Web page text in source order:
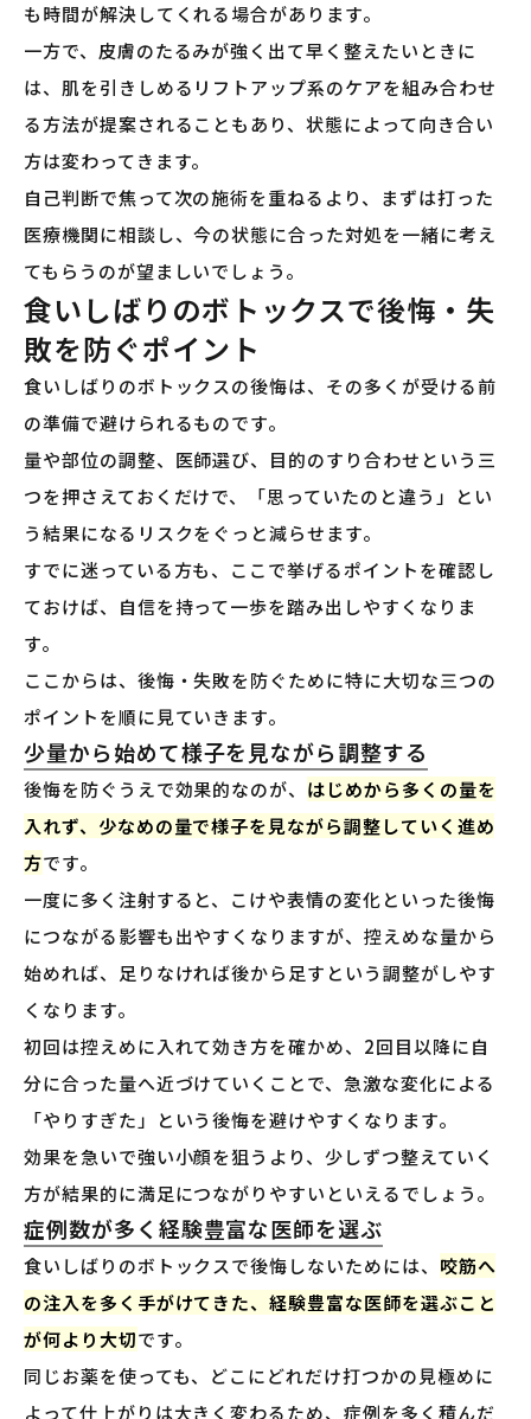
も時間が解決してくれる場合があります。
一方で、皮膚のたるみが強く出て早く整えたいときに
は、肌を引きしめるリフトアップ系のケアを組み合わせ
る方法が提案されることもあり、状態によって向き合い
方は変わってきます。
自己判断で焦って次の施術を重ねるより、まずは打った
医療機関に相談し、今の状態に合った対処を一緒に考え
てもらうのが望ましいでしょう。
食いしばりのボトックスで後悔・失
敗を防ぐポイント
食いしばりのボトックスの後悔は、その多くが受ける前
の準備で避けられるものです。
量や部位の調整、医師選び、目的のすり合わせという三
つを押さえておくだけで、「思っていたのと違う」とい
う結果になるリスクをぐっと減らせます。
すでに迷っている方も、ここで挙げるポイントを確認し
ておけば、自信を持って一歩を踏み出しやすくなりま
す。
ここからは、後悔・失敗を防ぐために特に大切な三つの
ポイントを順に見ていきます。
少量から始めて様子を見ながら調整する
後悔を防ぐうえで効果的なのが、 はじめから多くの量を
入れず、少なめの量で様子を見ながら調整していく進め
方です。
一度に多く注射すると、こけや表情の変化といった後悔
につながる影響も出やすくなりますが、控えめな量から
始めれば、足りなければ後から足すという調整がしやす
くなります。
初回は控えめに入れて効き方を確かめ、2回目以降に自
分に合った量へ近づけていくことで、急激な変化による
「やりすぎた」という後悔を避けやすくなります。
効果を急いで強い小顔を狙うより、少しずつ整えていく
方が結果的に満足につながりやすいといえるでしょう。
症例数が多く経験豊富な医師を選ぶ
食いしばりのボトックスで後悔しないためには、 咬筋へ
の注入を多く手がけてきた、経験豊富な医師を選ぶこと
が何より大切です。
同じお薬を使っても、どこにどれだけ打つかの見極めに
よって仕上がりは大きく変わるため、症例を多く積んだ